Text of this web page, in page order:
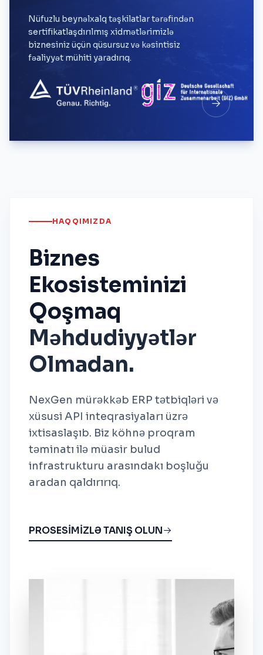
Nüfuzlu beynəlxalq təşkilatlar tərəfindən
sertifikatlaşdırılmış xidmətlərimizlə
biznesiniz üçün qüsursuz və kəsintisiz
fəaliyyət mühiti yaradırıq.
HAQQIMIZDA
Biznes
Ekosisteminizi
Qoşmaq
Məhdudiyyətlər
Olmadan.
NexGen mürəkkəb ERP tətbiqləri və
xüsusi API inteqrasiyaları üzrə
ixtisaslaşıb. Biz köhnə proqram
təminatı ilə müasir bulud
infrastrukturu arasındakı boşluğu
aradan qaldırırıq.
PROSESİMİZLƏ TANIŞ OLUN